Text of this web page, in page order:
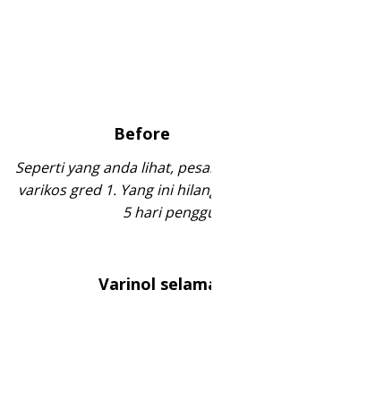
Seperti yang anda lihat, pesakit ini mempunyai urat
varikos gred 1. Yang ini hilang tanpa kesan selepas
5 hari penggunaan.
Before
Varinol selama 4 minggu